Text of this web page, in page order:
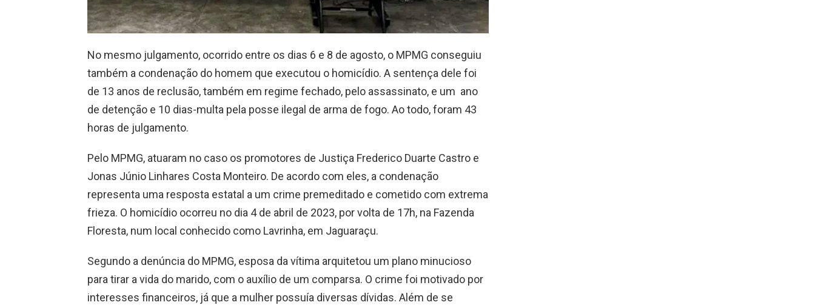
No mesmo julgamento, ocorrido entre os dias 6 e 8 de agosto, o MPMG conseguiu
também a condenação do homem que executou o homicídio. A sentença dele foi
de 13 anos de reclusão, também em regime fechado, pelo assassinato, e um ano
de detenção e 10 dias-multa pela posse ilegal de arma de fogo. Ao todo, foram 43
horas de julgamento.
Pelo MPMG, atuaram no caso os promotores de Justiça Frederico Duarte Castro e
Jonas Júnio Linhares Costa Monteiro. De acordo com eles, a condenação
representa uma resposta estatal a um crime premeditado e cometido com extrema
frieza. O homicídio ocorreu no dia 4 de abril de 2023, por volta de 17h, na Fazenda
Floresta, num local conhecido como Lavrinha, em Jaguaraçu.
Segundo a denúncia do MPMG, esposa da vítima arquitetou um plano minucioso
para tirar a vida do marido, com o auxílio de um comparsa. O crime foi motivado por
interesses financeiros, já que a mulher possuía diversas dívidas. Além de se